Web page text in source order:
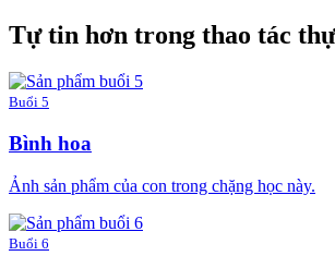
Tự tin hơn trong thao tác
Buổi 5
Bình hoa
Ảnh sản phẩm của con trong chặng học này.
Buổi 6